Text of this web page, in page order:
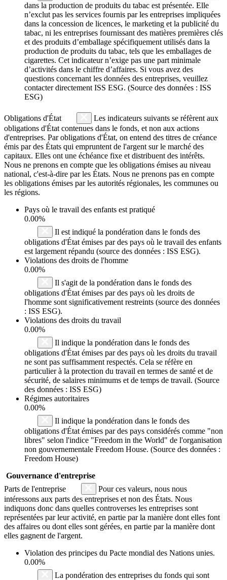
dans la production de produits du tabac est présentée. Elle
n’exclut pas les services fournis par les entreprises impliquées
dans la concession de licences, le marketing et la publicité du
tabac, ni les entreprises fournissant des matières premières clés
et des produits d’emballage spécifiquement utilisés dans la
production de produits du tabac, tels que les emballages de
cigarettes. Cet indicateur n’exige pas une part minimale
d’activités dans le chiffre d’affaires. Si vous avez des
questions concernant les données des entreprises, veuillez
contacter directement ISS ESG. (Source des données : ISS
ESG)
Obligations d'État
Les indicateurs suivants se réfèrent aux
obligations d'État contenues dans le fonds, et non aux actions
d'entreprises. Par obligations d'État, on entend des titres de créance
émis par des États qui empruntent de l'argent sur le marché des
capitaux. Elles ont une échéance fixe et distribuent des intérêts.
Nous ne prenons en compte que les obligations émises au niveau
national, c'est-à-dire par les États. Nous ne prenons pas en compte
les obligations émises par les autorités régionales, les communes ou
les régions.
Pays où le travail des enfants est pratiqué
0.00%
Il est indiqué la pondération dans le fonds des
obligations d'État émises par des pays où le travail des enfants
est largement répandu (source des données : ISS ESG).
Violations des droits de l'homme
0.00%
Il s'agit de la pondération dans le fonds des
obligations d'État émises par des pays où les droits de
l'homme sont significativement restreints (source des données
: ISS ESG).
Violations des droits du travail
0.00%
Il indique la pondération dans le fonds des
obligations d'État émises par des pays où les droits du travail
ne sont pas suffisamment respectés. Cela se réfère en
particulier à la protection du travail en termes de santé et de
sécurité, de salaires minimums et de temps de travail. (Source
des données : ISS ESG)
Régimes autoritaires
0.00%
Il indique la pondération dans le fonds des
obligations d'État émises par des pays considérés comme "non
libres" selon l'indice "Freedom in the World" de l'organisation
non gouvernementale Freedom House. (Source des données :
Freedom House)
Gouvernance d'entreprise
Parts de l'entreprise
Pour ces valeurs, nous nous
intéressons aux parts des entreprises et non des États. Nous
indiquons donc dans quelles controverses les entreprises sont
représentées par leur activité, en partie par la manière dont elles font
des affaires ou dont elles sont gérées, en partie par la manière dont
elles gagnent de l'argent.
Violation des principes du Pacte mondial des Nations unies.
0.00%
La pondération des entreprises du fonds qui sont